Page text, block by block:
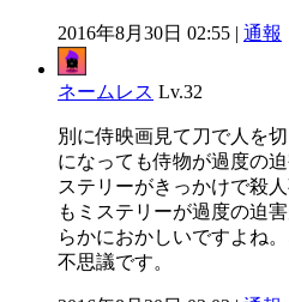
2016年8月30日 02:55 | 通報
ネームレス Lv.32
別に侍映画見て刀で人を
になっても侍物が過度の
ステリーがきっかけで殺
もミステリーが過度の迫
らかにおかしいですよね
不思議です。